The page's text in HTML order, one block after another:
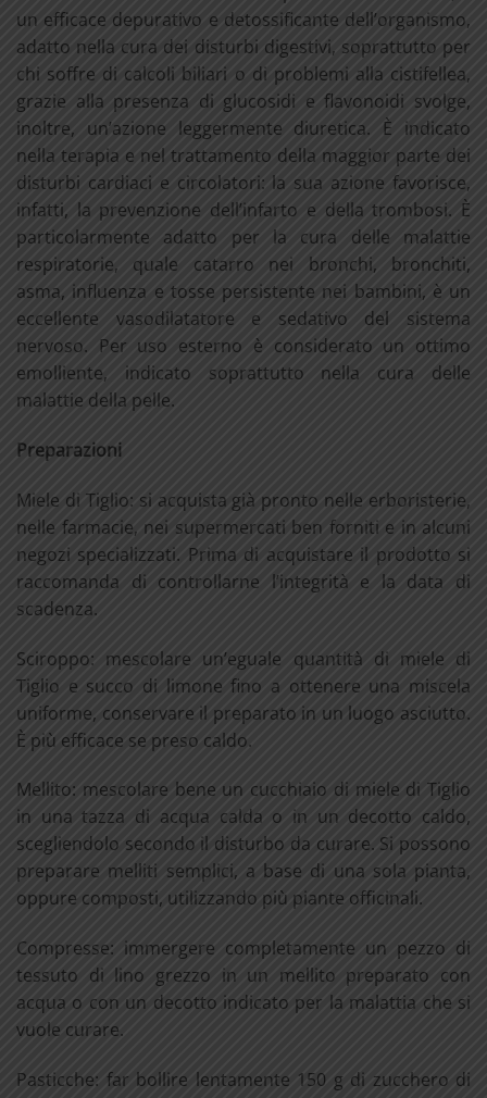
un efficace depurativo e detossificante dell’organismo,
adatto nella cura dei disturbi digestivi, soprattutto per
chi soffre di calcoli biliari o di problemi alla cistifellea,
grazie alla presenza di glucosidi e flavonoidi svolge,
inoltre, un’azione leggermente diuretica. È indicato
nella terapia e nel trattamento della maggior parte dei
disturbi cardiaci e circolatori: la sua azione favorisce,
infatti, la prevenzione dell’infarto e della trombosi. È
particolarmente adatto per la cura delle malattie
respiratorie, quale catarro nei bronchi, bronchiti,
asma, influenza e tosse persistente nei bambini, è un
eccellente vasodilatatore e sedativo del sistema
nervoso. Per uso esterno è considerato un ottimo
emolliente, indicato soprattutto nella cura delle
malattie della pelle.
Preparazioni
Miele di Tiglio: si acquista già pronto nelle erboristerie,
nelle farmacie, nei supermercati ben forniti e in alcuni
negozi specializzati. Prima di acquistare il prodotto si
raccomanda di controllarne l’integrità e la data di
scadenza.
Sciroppo: mescolare un’eguale quantità di miele di
Tiglio e succo di limone fino a ottenere una miscela
uniforme, conservare il preparato in un luogo asciutto.
È più efficace se preso caldo.
Mellito: mescolare bene un cucchiaio di miele di Tiglio
in una tazza di acqua calda o in un decotto caldo,
scegliendolo secondo il disturbo da curare. Si possono
preparare melliti semplici, a base di una sola pianta,
oppure composti, utilizzando più piante officinali.
Compresse: immergere completamente un pezzo di
tessuto di lino grezzo in un mellito preparato con
acqua o con un decotto indicato per la malattia che si
vuole curare.
Pasticche: far bollire lentamente 150 g di zucchero di